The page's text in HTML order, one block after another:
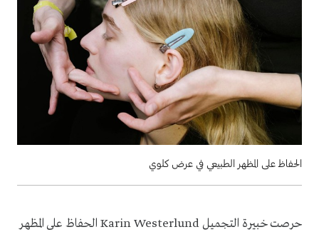
الحفاظ على المظهر الطبيعي في عرض كلوي
حرصت خبيرة التجميل Karin Westerlund الحفاظ على المظهر